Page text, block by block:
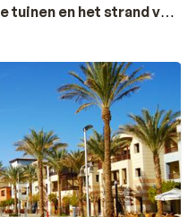
tuinen en het strand van
eens snorkelen
je zeker even de zee
ontdekken. De lagune
Ghalib aan ligt, is
lagune ter